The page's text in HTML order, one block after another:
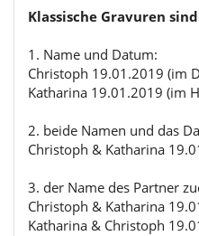
Klassische Gravuren
1. Name und Datum:
Christoph 19.01.2019 (im
Katharina 19.01.2019 (im
2. beide Namen und das
Christoph & Katharina
3. der Name des Partner
Christoph & Katharina
Katharina & Christoph